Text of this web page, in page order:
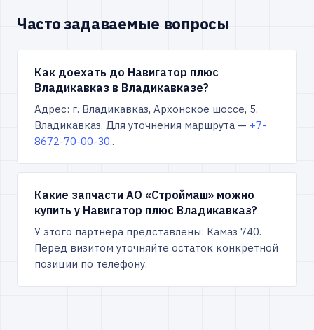
Часто задаваемые вопросы
Как доехать до Навигатор плюс
Владикавказ в Владикавказе?
Адрес: г. Владикавказ, Архонское шоссе, 5,
Владикавказ. Для уточнения маршрута — +7-
8672-70-00-30..
Какие запчасти АО «Строймаш» можно
купить у Навигатор плюс Владикавказ?
У этого партнёра представлены: Камаз 740.
Перед визитом уточняйте остаток конкретной
позиции по телефону.